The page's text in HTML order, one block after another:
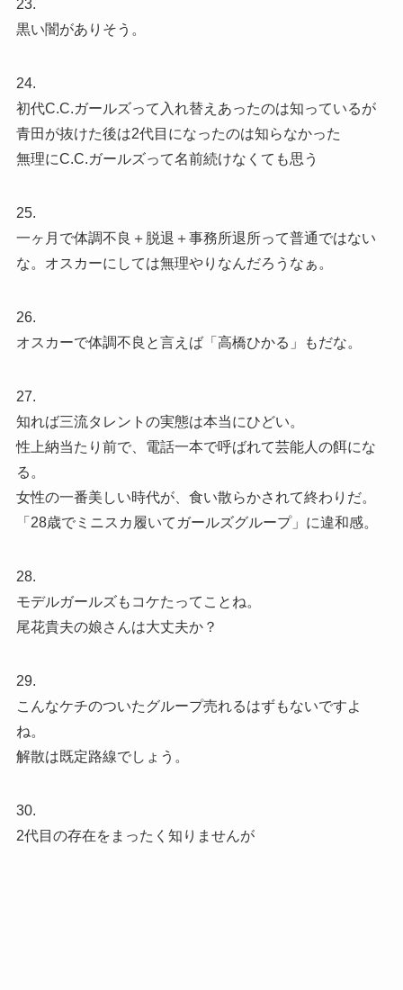
23.
黒い闇がありそう。
24.
初代C.C.ガールズって入れ替えあったのは知っているが
青田が抜けた後は2代目になったのは知らなかった
無理にC.C.ガールズって名前続けなくても思う
25.
一ヶ月で体調不良＋脱退＋事務所退所って普通ではない
な。オスカーにしては無理やりなんだろうなぁ。
26.
オスカーで体調不良と言えば「高橋ひかる」もだな。
27.
知れば三流タレントの実態は本当にひどい。
性上納当たり前で、電話一本で呼ばれて芸能人の餌にな
る。
女性の一番美しい時代が、食い散らかされて終わりだ。
「28歳でミニスカ履いてガールズグループ」に違和感。
28.
モデルガールズもコケたってことね。
尾花貴夫の娘さんは大丈夫か？
29.
こんなケチのついたグループ売れるはずもないですよ
ね。
解散は既定路線でしょう。
30.
2代目の存在をまったく知りませんが